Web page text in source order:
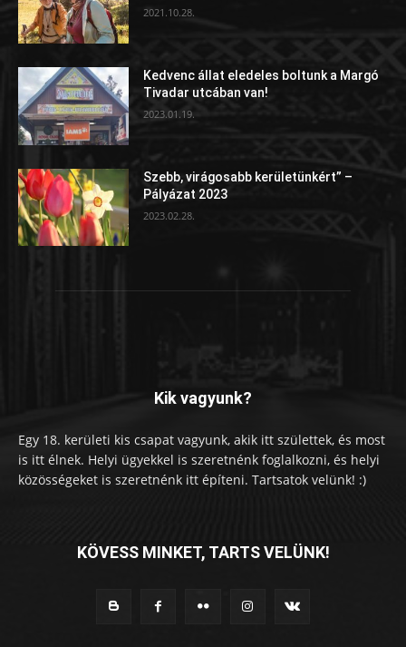
2021.10.28.
Kedvenc állat eledeles boltunk a Margó
Tivadar utcában van!
2023.01.19.
Szebb, virágosabb kerületünkért” –
Pályázat 2023
2023.02.28.
Kik vagyunk?
Egy 18. kerületi kis csapat vagyunk, akik itt születtek, és most
is itt élnek. Helyi ügyekkel is szeretnénk foglalkozni, és helyi
közösségeket is szeretnénk itt építeni. Tartsatok velünk! :)
KÖVESS MINKET, TARTS VELÜNK!